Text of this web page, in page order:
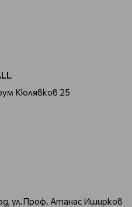
Кюлявков 25
ул.Проф. Атанас Иширков